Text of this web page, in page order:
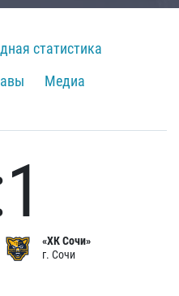
статистика
Медиа
«ХК Сочи»
г. Сочи